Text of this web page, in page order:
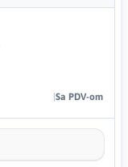
Sa PDV-om